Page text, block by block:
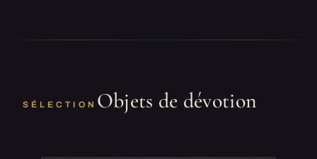
SÉLECTION Objets de dévotion